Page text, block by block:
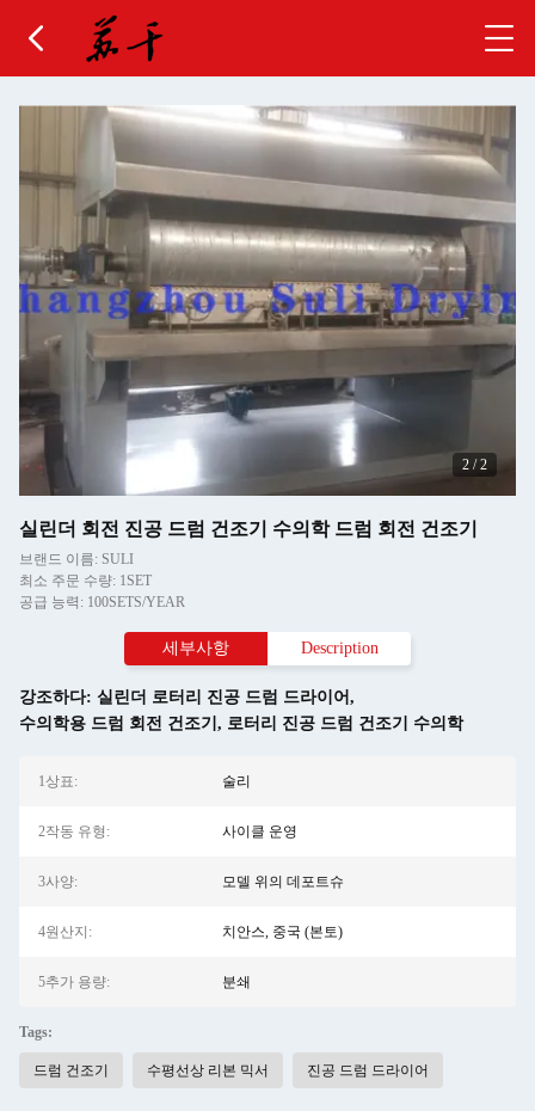
2 /2
실린더 회전 진공 드럼 건조기 수의학 드럼 회전 건조기
브랜드 이름: SULI
최소 주문 수량: 1SET
공급 능력: 100SETS/YEAR
세부사항 Description
강조하다: 실린더 로터리 진공 드럼 드라이어 ,
수의학용 드럼 회전 건조기 , 로터리 진공 드럼 건조기 수의학
1상표: 술리
2작동 유형: 사이클 운영
3사양: 모델 위의 데포트슈
4원산지: 치안스, 중국 (본토)
5추가 용량: 분쇄
Tags:
드럼 건조기 수평선상 리본 믹서 진공 드럼 드라이어